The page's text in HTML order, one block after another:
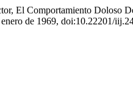
El Comportamiento Doloso
de 1969, doi:10.22201/